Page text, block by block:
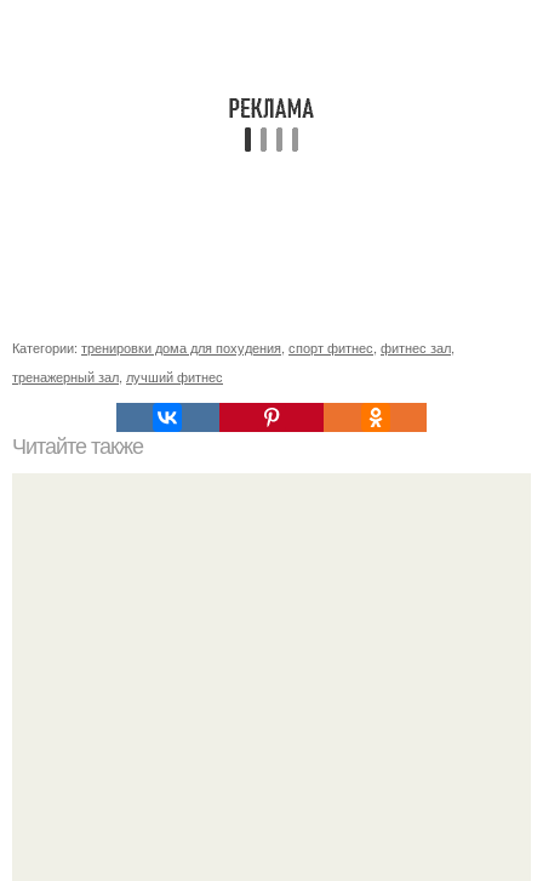
Категории: тренировки дома для похудения, спорт фитнес, фитнес зал,
тренажерный зал, лучший фитнес
Читайте также